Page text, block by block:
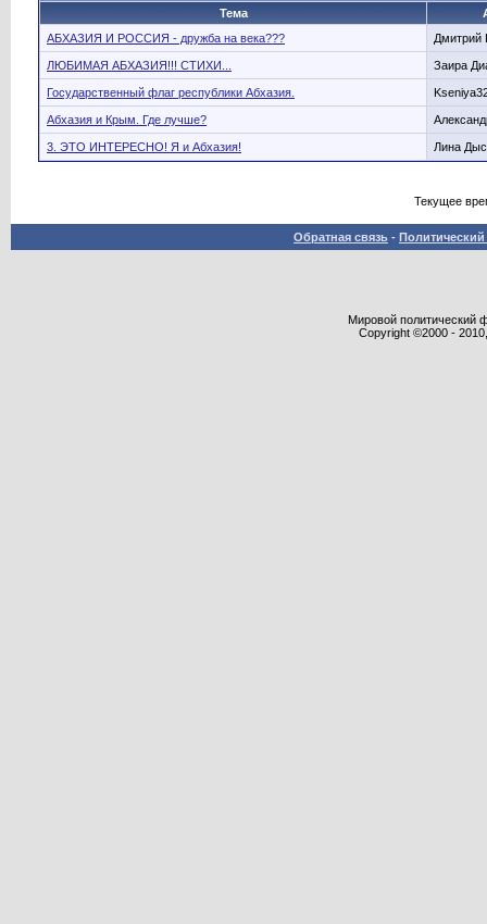
Тема
АБХАЗИЯ И РОССИЯ - дружба на века???
Дмитрий
ЛЮБИМАЯ АБХАЗИЯ!!! СТИХИ... Заира
Государственный флаг республики Абхазия.
Абхазия и Крым. Где лучше?
3. ЭТО ИНТЕРЕСНО! Я и Абхазия! Лина
Текущее
Обратная связь -
Мировой политический
Copyright ©2000 -